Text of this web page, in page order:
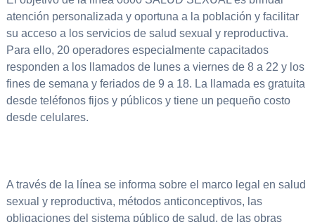
atención personalizada y oportuna a la población y facilitar
su acceso a los servicios de salud sexual y reproductiva.
Para ello, 20 operadores especialmente capacitados
responden a los llamados de lunes a viernes de 8 a 22 y los
fines de semana y feriados de 9 a 18. La llamada es gratuita
desde teléfonos fijos y públicos y tiene un pequeño costo
desde celulares.
A través de la línea se informa sobre el marco legal en salud
sexual y reproductiva, métodos anticonceptivos, las
obligaciones del sistema público de salud, de las obras